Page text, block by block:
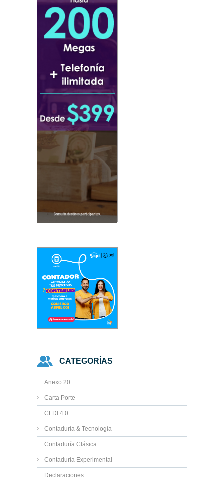
CATEGORÍAS
Anexo 20
Carta Porte
CFDI 4.0
Contaduría & Tecnología
Contaduría Clásica
Contaduría Experimental
Declaraciones